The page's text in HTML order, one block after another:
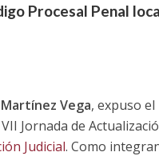
Procesal Penal
Vega, expuso el
Jornada de
Judicial. Como